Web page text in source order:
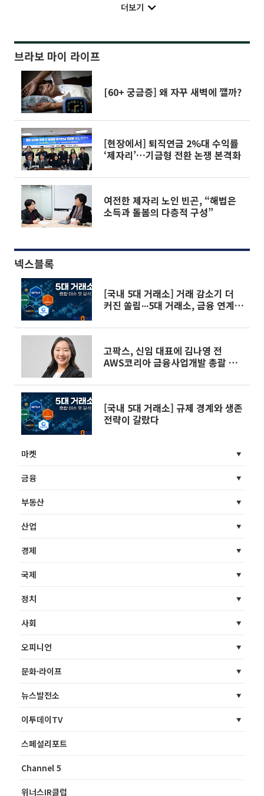
더보기
브라보 마이 라이프
[60+ 궁금증] 왜 자꾸 새벽에 깰까?
[현장에서] 퇴직연금 2%대 수익률
‘제자리’…기금형 전환 논쟁 본격화
여전한 제자리 노인 빈곤, “해법은
소득과 돌봄의 다층적 구성”
넥스블록
[국내 5대 거래소] 거래 감소기 더
커진 쏠림∙∙∙5대 거래소, 금융 연계와
고팍스, 신임 대표에 김나영 전
AWS코리아 금융사업개발 총괄 선
[국내 5대 거래소] 규제 경계와 생존
전략이 갈랐다
마켓
금융
부동산
산업
경제
국제
정치
사회
오피니언
문화·라이프
뉴스발전소
이투데이TV
스페셜리포트
Channel 5
위너스IR클럽